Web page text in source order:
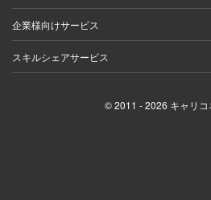
企業様向けサービス
スキルシェアサービス
© 2011 - 2026 キャリコ